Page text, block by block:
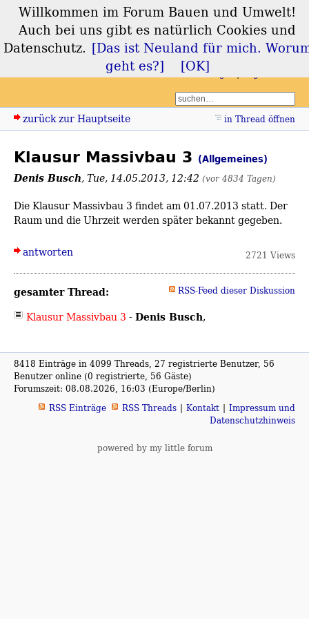
Forum Bauen und
Umwelt
zurück zur Hauptseite in Thread öffnen
Klausur Massivbau 3 (Allgemeines)
Denis Busch,Tue, 14.05.2013, 12:42 (vor 4834 Tagen)
Die Klausur Massivbau 3 findet am 01.07.2013 statt. Der
Raum und die Uhrzeit werden später bekannt gegeben.
antworten 2721 Views
gesamter Thread: RSS-Feed dieser Diskussion
Klausur Massivbau 3 - Denis Busch,
8418 Einträge in 4099 Threads, 27 registrierte Benutzer, 56
Benutzer online (0 registrierte, 56 Gäste)
Forumszeit: 08.08.2026, 16:03 (Europe/Berlin)
RSS Einträge
RSS Threads Kontakt
Impressum und
Datenschutzhinweis
powered by my little forum
Willkommen im Forum Bauen und Umwelt!
Auch bei uns gibt es natürlich Cookies und
Datenschutz. [Das ist Neuland für mich.
geht es?]
[OK]